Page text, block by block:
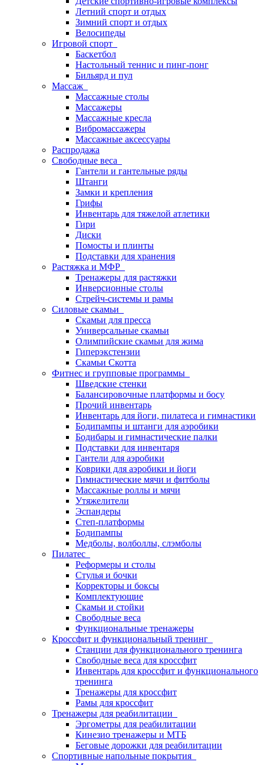
Летний спорт и отдых
Зимний спорт и отдых
Велосипеды
Игровой спорт
Баскетбол
Настольный теннис и пинг-понг
Бильярд и пул
Массаж
Массажные столы
Массажеры
Массажные кресла
Вибромассажеры
Массажные аксессуары
Распродажа
Свободные веса
Гантели и гантельные ряды
Штанги
Замки и крепления
Грифы
Инвентарь для тяжелой атлетики
Гири
Диски
Помосты и плинты
Подставки для хранения
Растяжка и МФР
Тренажеры для растяжки
Инверсионные столы
Стрейч-системы и рамы
Силовые скамьи
Скамьи для пресса
Универсальные скамьи
Олимпийские скамьи для жима
Гиперэкстензии
Скамьи Скотта
Фитнес и групповые программы
Шведские стенки
Балансировочные платформы и босу
Прочий инвентарь
Инвентарь для йоги, пилатеса и гимнастики
Бодипампы и штанги для аэробики
Бодибары и гимнастические палки
Подставки для инвентаря
Гантели для аэробики
Коврики для аэробики и йоги
Гимнастические мячи и фитболы
Массажные роллы и мячи
Утяжелители
Эспандеры
Степ-платформы
Бодипампы
Медболы, волболлы, слэмболы
Пилатес
Реформеры и столы
Стулья и бочки
Корректоры и боксы
Комплектующие
Скамьи и стойки
Свободные веса
Функциональные тренажеры
Кроссфит и функциональный тренинг
Станции для функционального тренинга
Свободные веса для кроссфит
Инвентарь для кроссфит и функционального
тренинга
Тренажеры для кроссфит
Рамы для кроссфит
Тренажеры для реабилитации
Эргометры для реабилитации
Кинезио тренажеры и МТБ
Беговые дорожки для реабилитации
Спортивные напольные покрытия